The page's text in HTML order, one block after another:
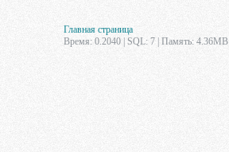
Главная страница
Время: 0.2040 | SQL: 7 | Память: 4.36MB